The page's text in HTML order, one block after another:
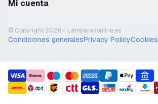
Mi cuenta
© Copyright 2026 - Lámparasonline.es
Condiciones generalesPrivacy PolicyCookies
payment methods
shipment methods